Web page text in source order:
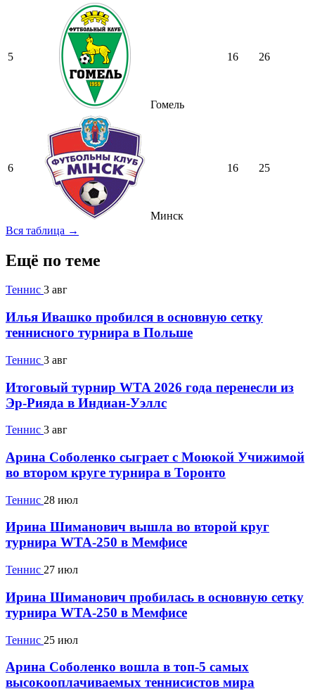
5
Гомель
16 26
6
Минск
16 25
Вся таблица →
Ещё по теме
Теннис 3 авг
Илья Ивашко пробился в основную сетку
теннисного турнира в Польше
Теннис 3 авг
Итоговый турнир WTA 2026 года перенесли из
Эр-Рияда в Индиан-Уэллс
Теннис 3 авг
Арина Соболенко сыграет с Моюкой Учижимой
во втором круге турнира в Торонто
Теннис 28 июл
Ирина Шиманович вышла во второй круг
турнира WTA-250 в Мемфисе
Теннис 27 июл
Ирина Шиманович пробилась в основную сетку
турнира WTA-250 в Мемфисе
Теннис 25 июл
Арина Соболенко вошла в топ-5 самых
высокооплачиваемых теннисистов мира